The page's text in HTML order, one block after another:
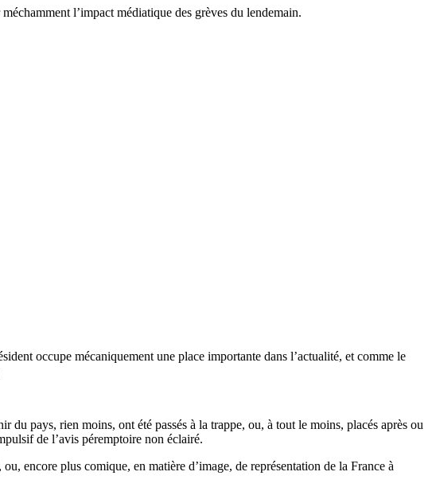
l’impact médiatique des grèves du lendemain.
occupe mécaniquement une place importante dans l’actualité, et comme le
du pays, rien moins, ont été passés à la trappe, ou, à tout le moins, placés après ou
de l’avis péremptoire non éclairé.
encore plus comique, en matière d’image, de représentation de la France à